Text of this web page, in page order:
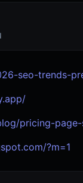
seo-trends-
pricing-page-
?m=1